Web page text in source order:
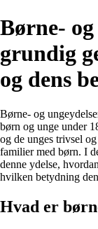
Børne-
grundig
og dens
Børne- og
børn og unge under
og de unges trivsel
familier med børn. I
denne ydelse,
hvilken betydning
Hvad er